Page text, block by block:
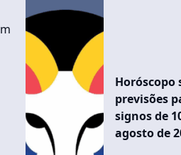
Horóscopo
previsões
signos de
agosto de